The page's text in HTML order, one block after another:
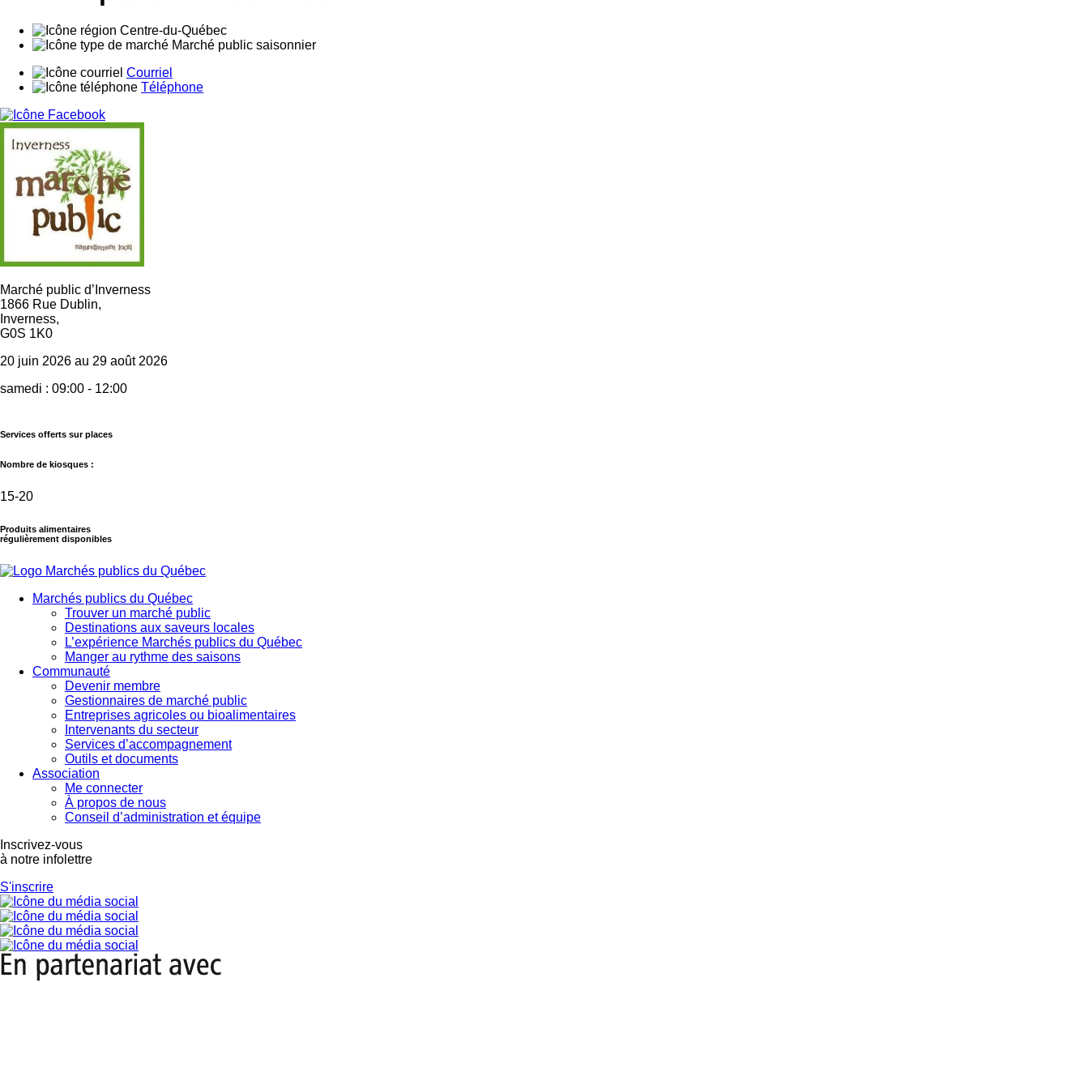
Centre-du-Québec
Marché public saisonnier
Courriel
Téléphone
Marché public d’Inverness
1866 Rue Dublin,
Inverness,
G0S 1K0
20 juin 2026 au 29 août 2026
samedi : 09:00 - 12:00
Services offerts sur places
Nombre de kiosques :
15-20
Produits alimentaires
régulièrement disponibles
Marchés publics du Québec
Trouver un marché public
Destinations aux saveurs locales
L’expérience Marchés publics du Québec
Manger au rythme des saisons
Communauté
Devenir membre
Gestionnaires de marché public
Entreprises agricoles ou bioalimentaires
Intervenants du secteur
Services d’accompagnement
Outils et documents
Association
Me connecter
À propos de nous
Conseil d’administration et équipe
Inscrivez-vous
à notre infolettre
S'inscrire